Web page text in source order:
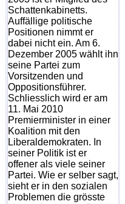
Schattenkabinetts.
Auffällige politische
Positionen nimmt er
dabei nicht ein. Am 6.
Dezember 2005 wählt ihn
seine Partei zum
Vorsitzenden und
Oppositionsführer.
Schliesslich wird er am
11. Mai 2010
Premierminister in einer
Koalition mit den
Liberaldemokraten. In
seiner Politik ist er
offener als viele seiner
Partei. Wie er selber sagt,
sieht er in den sozialen
Problemen die grösste